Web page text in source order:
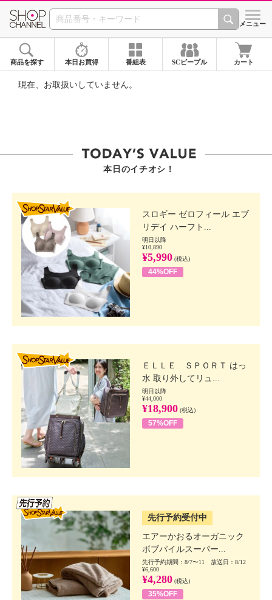
SHOP CHANNEL ショッ
メニュー
商品を探す 本日お買得 番組表 SCピープル カート
現在、お取扱いしていません。
本日のイチオシ！
スロギー ゼロフィール エブ
リデイ ハーフト...
明日以降
¥10,890
¥5,990 (税込)
44%OFF
ＥＬＬＥ ＳＰＯＲＴ はっ
水 取り外してリュ...
明日以降
¥44,000
¥18,900 (税込)
57%OFF
先行予約受付中
エアーかおるオーガニック
ボブパイルスーパー...
先行予約期間：8/7〜11 放送日：8/12
¥6,600
¥4,280 (税込)
35%OFF